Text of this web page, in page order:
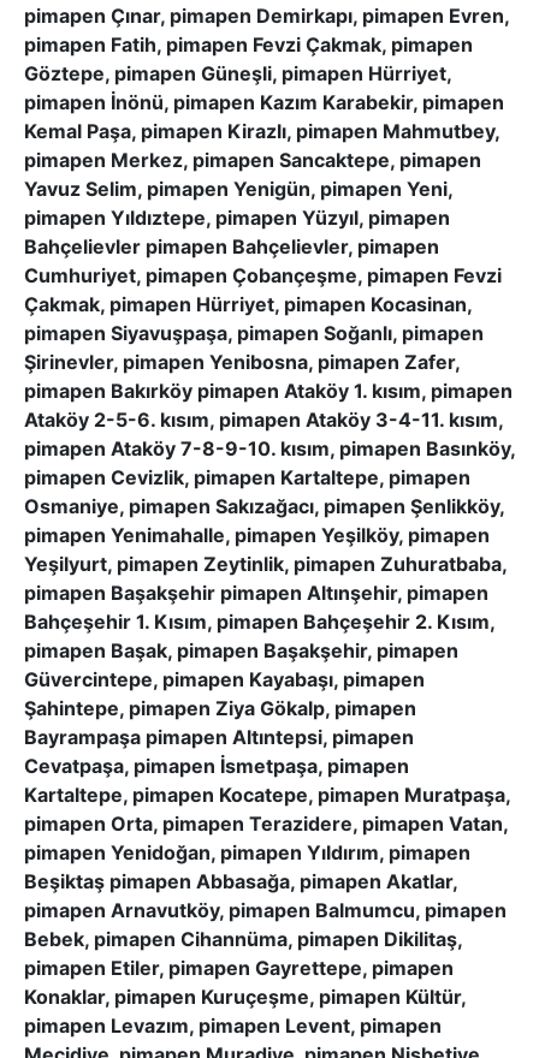
pimapen Çınar, pimapen Demirkapı, pimapen Evren,
pimapen Fatih, pimapen Fevzi Çakmak, pimapen
Göztepe, pimapen Güneşli, pimapen Hürriyet,
pimapen İnönü, pimapen Kazım Karabekir, pimapen
Kemal Paşa, pimapen Kirazlı, pimapen Mahmutbey,
pimapen Merkez, pimapen Sancaktepe, pimapen
Yavuz Selim, pimapen Yenigün, pimapen Yeni,
pimapen Yıldıztepe, pimapen Yüzyıl, pimapen
Bahçelievler pimapen Bahçelievler, pimapen
Cumhuriyet, pimapen Çobançeşme, pimapen Fevzi
Çakmak, pimapen Hürriyet, pimapen Kocasinan,
pimapen Siyavuşpaşa, pimapen Soğanlı, pimapen
Şirinevler, pimapen Yenibosna, pimapen Zafer,
pimapen Bakırköy pimapen Ataköy 1. kısım, pimapen
Ataköy 2-5-6. kısım, pimapen Ataköy 3-4-11. kısım,
pimapen Ataköy 7-8-9-10. kısım, pimapen Basınköy,
pimapen Cevizlik, pimapen Kartaltepe, pimapen
Osmaniye, pimapen Sakızağacı, pimapen Şenlikköy,
pimapen Yenimahalle, pimapen Yeşilköy, pimapen
Yeşilyurt, pimapen Zeytinlik, pimapen Zuhuratbaba,
pimapen Başakşehir pimapen Altınşehir, pimapen
Bahçeşehir 1. Kısım, pimapen Bahçeşehir 2. Kısım,
pimapen Başak, pimapen Başakşehir, pimapen
Güvercintepe, pimapen Kayabaşı, pimapen
Şahintepe, pimapen Ziya Gökalp, pimapen
Bayrampaşa pimapen Altıntepsi, pimapen
Cevatpaşa, pimapen İsmetpaşa, pimapen
Kartaltepe, pimapen Kocatepe, pimapen Muratpaşa,
pimapen Orta, pimapen Terazidere, pimapen Vatan,
pimapen Yenidoğan, pimapen Yıldırım, pimapen
Beşiktaş pimapen Abbasağa, pimapen Akatlar,
pimapen Arnavutköy, pimapen Balmumcu, pimapen
Bebek, pimapen Cihannüma, pimapen Dikilitaş,
pimapen Etiler, pimapen Gayrettepe, pimapen
Konaklar, pimapen Kuruçeşme, pimapen Kültür,
pimapen Levazım, pimapen Levent, pimapen